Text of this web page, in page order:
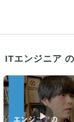
ITエンジニア
▶︎